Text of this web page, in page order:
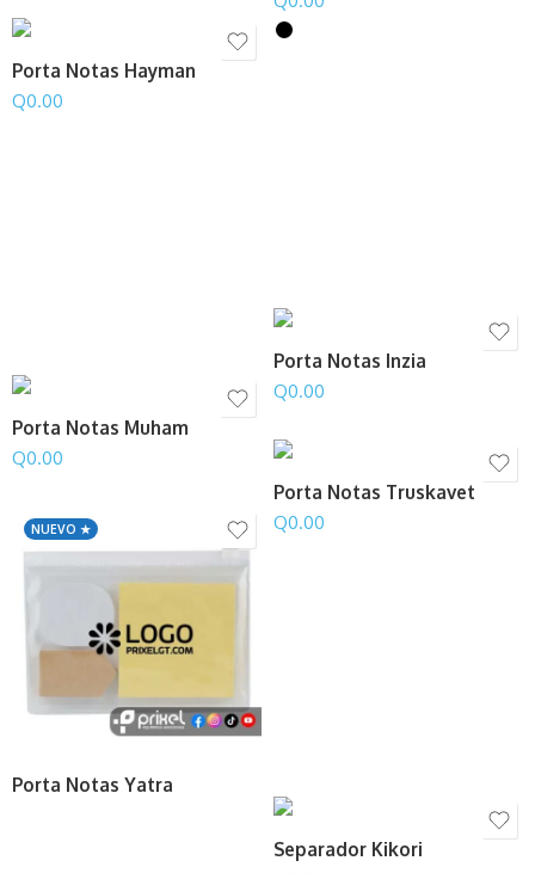
Porta Notas Hayman
Q0.00
Porta Notas Inzia
Q0.00
Porta Notas Muham
Q0.00
Porta Notas Truskavet
Q0.00
NUEVO ★
Porta Notas Yatra
Separador Kikori